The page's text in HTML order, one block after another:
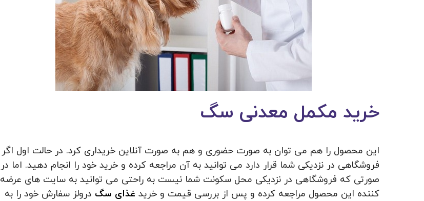
خرید مکمل معدنی سگ
این محصول را هم می ‌توان به صورت حضوری و هم به صورت آنلاین خریداری کرد. در حالت اول اگر
فروشگاهی در نزدیکی شما قرار دارد می ‌توانید به آن مراجعه کرده و خرید خود را انجام دهید. اما در
صورتی که فروشگاهی در نزدیکی محل سکونت شما نیست به راحتی می توانید به سایت های عرضه
کننده این محصول مراجعه کرده و پس از بررسی قیمت و خرید غذای سگ درولز سفارش خود را به